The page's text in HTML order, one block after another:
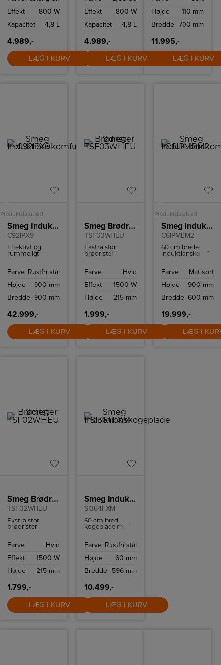
Effekt
800 W
Kapacitet
4,8 L
4.989,-
LÆG I KURV
Effekt
800 W
Kapacitet
4,8 L
4.989,-
LÆG I KURV
med lige kanter.
Højde
110 mm
Bredde 700 mm
11.995,-
LÆG I KURV
Produktdatablad
Smeg Induktionskomfur
C92IPX9
Effektivt og
rummeligt
kogezoner og to
Farve Rustfri stål
Højde
900 mm
Bredde 900 mm
42.999,-
LÆG I KURV
Smeg Brødrister
TSF03WHEU
Ekstra stor
brødrister i
med plads til 4
Brødristeren har
ristningsindstillinger
funktion.
Farve
Hvid
Effekt
1500 W
Højde
215 mm
1.999,-
LÆG I KURV
Produktdatablad
Smeg Induktionskomfur
C6IPMBM2
60 cm brede
induktionskomfur
sort, er designet
udseende og
dit køkken. De
betjeningsknapper
og det klare
touch-display
gør brugen nem.
Farve
Mat sort
Højde
900 mm
Bredde 600 mm
19.999,-
LÆG I
Smeg Brødrister
TSF02WHEU
Ekstra stor
brødrister i
med plads til 4
Brødristeren har
ristningsindstillinger
funktion.
Farve
Hvid
Effekt
1500 W
Højde
215 mm
1.799,-
LÆG I KURV
Smeg Induktionskogeplade
SI364FXM
60 cm bred
kogeplade med
effektiv
Farve Rustfri stål
Højde
60 mm
Bredde
596 mm
10.499,-
LÆG I KURV